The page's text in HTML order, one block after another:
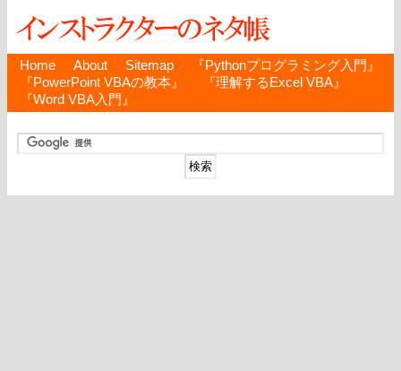
Home About Sitemap
『Pythonプログラミング入門』
『PowerPoint VBAの教本』
『理解するExcel VBA』
『Word VBA入門』